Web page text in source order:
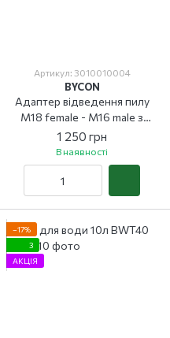
Артикул: 3010010004
BYCON
Адаптер відведення пилу
М18 female - М16 male з
центрувальним свердлом
1 250 грн
В наявності
−17%
3
АКЦІЯ